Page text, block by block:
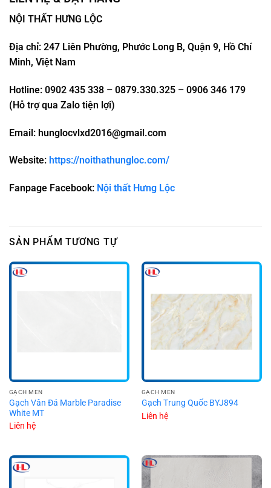
NỘI THẤT HƯNG LỘC
Địa chỉ: 247 Liên Phường, Phước Long B, Quận 9, Hồ Chí
Minh, Việt Nam
Hotline: 0902 435 338 – 0879.330.325 – 0906 346 179
(Hỗ trợ qua Zalo tiện lợi)
Email: hunglocvlxd2016@gmail.com
Website: https://noithathungloc.com/
Fanpage Facebook: Nội thất Hưng Lộc
SẢN PHẨM TƯƠNG TỰ
GẠCH MEN
Gạch Vân Đá Marble Paradise
White MT
Liên hệ
GẠCH MEN
Gạch Trung Quốc BYJ894
Liên hệ